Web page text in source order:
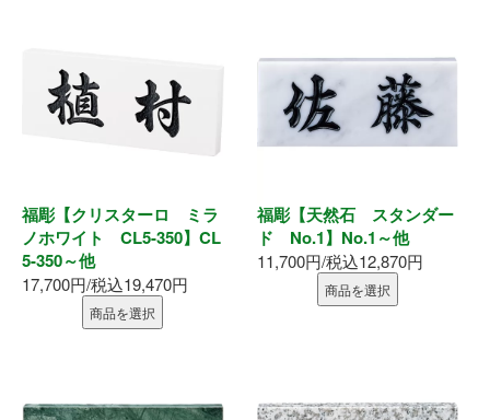
断熱材
屋内用手すり
屋外用手すり
棚柱・収納
福彫【クリスターロ ミラ
ノホワイト CL5-350】CL
5-350～他
17,700円/税込19,470円
商品を選択
福彫【天然石 スタンダー
ド No.1】No.1～他
11,700円/税込12,870円
商品を選択